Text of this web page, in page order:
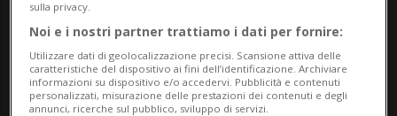
dominano al cinema
sulla privacy.
Noi e i nostri partner trattiamo i dati per fornire:
Utilizzare dati di geolocalizzazione precisi. Scansione attiva delle
caratteristiche del dispositivo ai fini dell’identificazione. Archiviare
informazioni su dispositivo e/o accedervi. Pubblicità e contenuti
personalizzati, misurazione delle prestazioni dei contenuti e degli
annunci, ricerche sul pubblico, sviluppo di servizi.